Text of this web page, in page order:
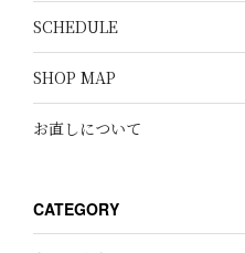
SCHEDULE
SHOP MAP
お直しについて
CATEGORY